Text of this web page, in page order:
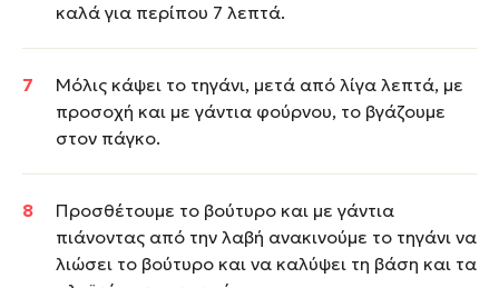
καλά για περίπου 7 λεπτά.
Μόλις κάψει το τηγάνι, μετά από λίγα λεπτά, με
προσοχή και με γάντια φούρνου, το βγάζουμε
στον πάγκο.
Προσθέτουμε το βούτυρο και με γάντια
πιάνοντας από την λαβή ανακινούμε το τηγάνι να
λιώσει το βούτυρο και να καλύψει τη βάση και τα